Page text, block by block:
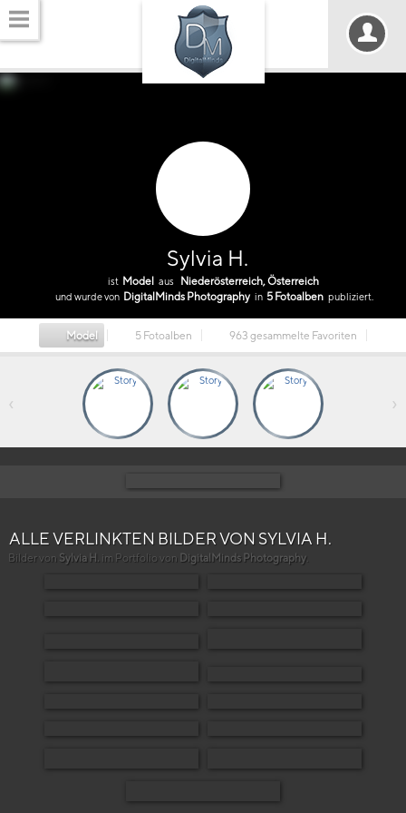
Sylvia H.
ist Model aus Niederösterreich, Österreich
und wurde von DigitalMinds Photography in 5 Fotoalben publiziert.
Model 5 Fotoalben 963 gesammelte Favoriten
‹ ›
ALLE VERLINKTEN BILDER VON SYLVIA H.
Bilder von Sylvia H. im Portfolio von DigitalMinds Photography.